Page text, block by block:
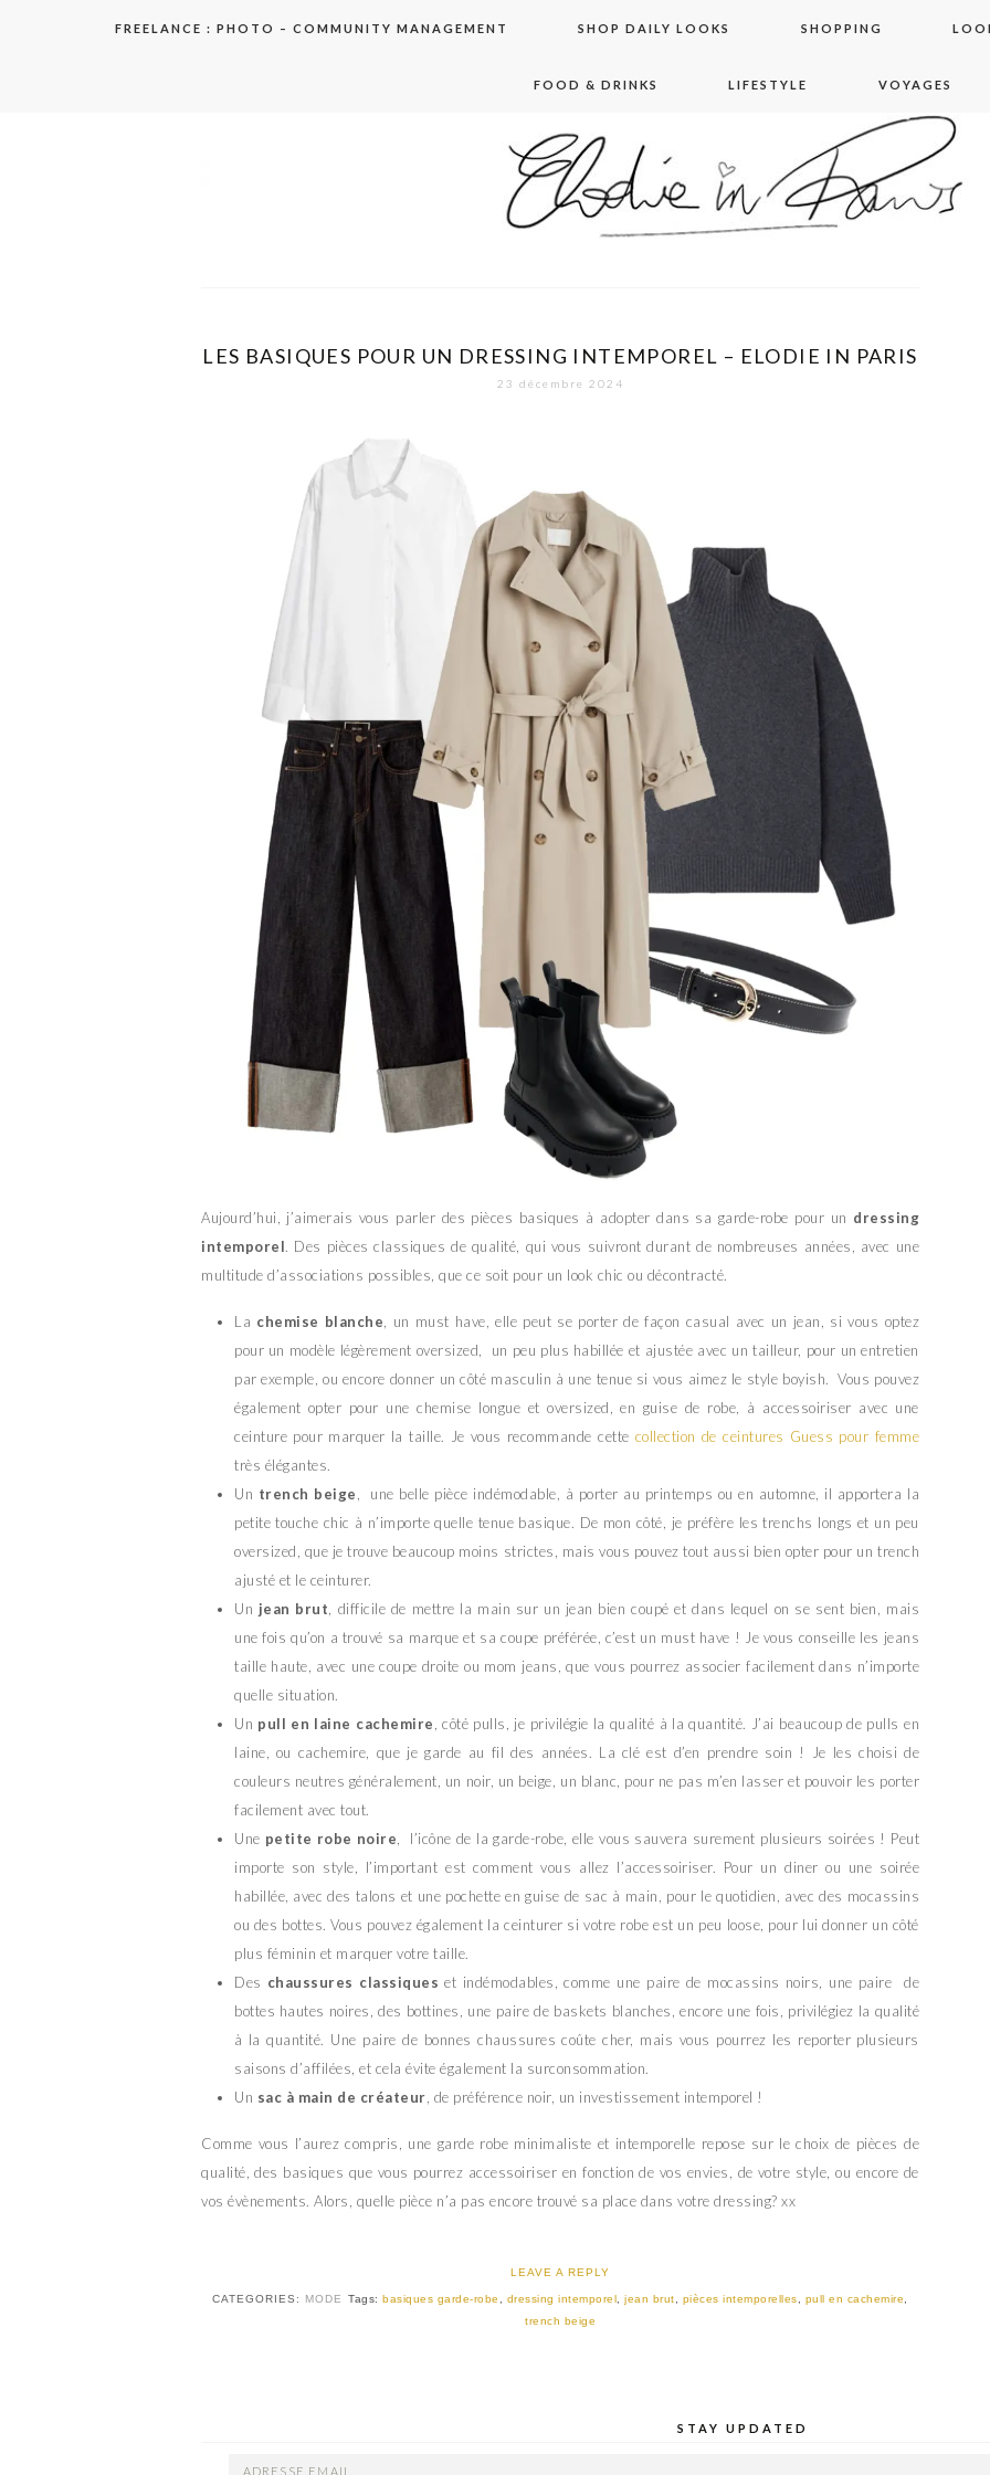
FREELANCE : PHOTO – COMMUNITY MANAGEMENT SHOP DAILY LOOKS SHOPPING
FOOD & DRINKS LIFESTYLE VOYAGES
elodie in paris
LES BASIQUES POUR UN DRESSING INTEMPOREL – ELODIE IN PARIS
23 décembre 2024
Aujourd’hui, j’aimerais vous parler des pièces basiques à adopter dans sa garde-robe pour un dressing
intemporel. Des pièces classiques de qualité, qui vous suivront durant de nombreuses années, avec une
multitude d’associations possibles, que ce soit pour un look chic ou décontracté.
La chemise blanche , un must have, elle peut se porter de façon casual avec un jean, si vous optez
pour un modèle légèrement oversized, un peu plus habillée et ajustée avec un tailleur, pour un entretien
par exemple, ou encore donner un côté masculin à une tenue si vous aimez le style boyish. Vous pouvez
également opter pour une chemise longue et oversized, en guise de robe, à accessoiriser avec une
ceinture pour marquer la taille. Je vous recommande cette collection de ceintures Guess pour femme
très élégantes.
Un trench beige , une belle pièce indémodable, à porter au printemps ou en automne, il apportera la
petite touche chic à n’importe quelle tenue basique. De mon côté, je préfère les trenchs longs et un peu
oversized, que je trouve beaucoup moins strictes, mais vous pouvez tout aussi bien opter pour un trench
ajusté et le ceinturer.
Un jean brut , difficile de mettre la main sur un jean bien coupé et dans lequel on se sent bien, mais
une fois qu’on a trouvé sa marque et sa coupe préférée, c’est un must have ! Je vous conseille les jeans
taille haute, avec une coupe droite ou mom jeans, que vous pourrez associer facilement dans n’importe
quelle situation.
Un pull en laine cachemire , côté pulls, je privilégie la qualité à la quantité. J’ai beaucoup de pulls en
laine, ou cachemire, que je garde au fil des années. La clé est d’en prendre soin ! Je les choisi de
couleurs neutres généralement, un noir, un beige, un blanc, pour ne pas m’en lasser et pouvoir les porter
facilement avec tout.
Une petite robe noire , l’icône de la garde-robe, elle vous sauvera surement plusieurs soirées ! Peut
importe son style, l’important est comment vous allez l’accessoiriser. Pour un diner ou une soirée
habillée, avec des talons et une pochette en guise de sac à main, pour le quotidien, avec des mocassins
ou des bottes. Vous pouvez également la ceinturer si votre robe est un peu loose, pour lui donner un côté
plus féminin et marquer votre taille.
Des chaussures classiques et indémodables, comme une paire de mocassins noirs, une paire de
bottes hautes noires, des bottines, une paire de baskets blanches, encore une fois, privilégiez la qualité
à la quantité. Une paire de bonnes chaussures coûte cher, mais vous pourrez les reporter plusieurs
saisons d’affilées, et cela évite également la surconsommation.
Un sac à main de créateur , de préférence noir, un investissement intemporel !
Comme vous l’aurez compris, une garde robe minimaliste et intemporelle repose sur le choix de pièces de
qualité, des basiques que vous pourrez accessoiriser en fonction de vos envies, de votre style, ou encore de
vos évènements. Alors, quelle pièce n’a pas encore trouvé sa place dans votre dressing? xx
LEAVE A REPLY
CATEGORIES: MODE Tags:basiques garde-robe dressing intemporel ,jean brut pièces intemporelles pull en cachemire
trench beige
STAY UPDATED
ADRESSE